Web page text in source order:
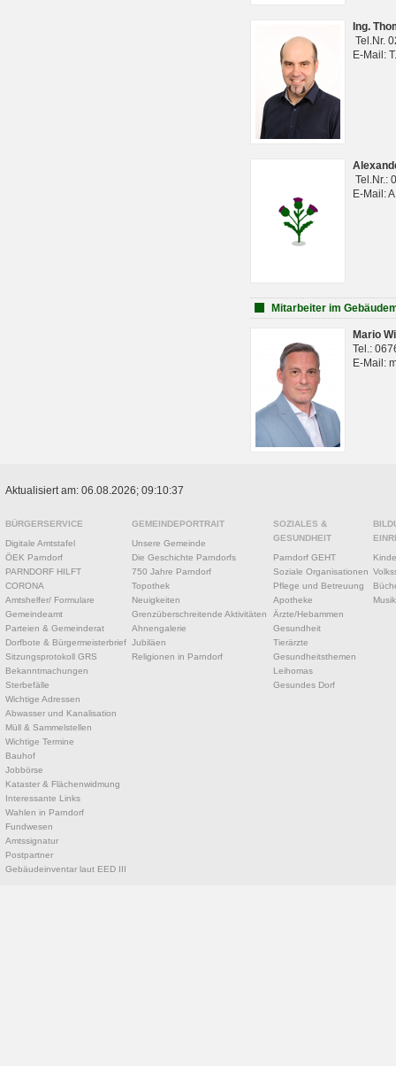
Ing.
Tel.Nr.
E-Mail:
Tel.Nr.:
E-Mail:
Mitarbeiter im
Mario
Tel.:
E-Mail:
Aktualisiert am: 06.08.2026; 09:10:37
BÜRGERSERVICE
Digitale Amtstafel
ÖEK Parndorf
PARNDORF HILFT
CORONA
Amtshelfer/ Formulare
Gemeindeamt
Parteien & Gemeinderat
Dorfbote & Bürgermeisterbrief
Sitzungsprotokoll GRS
Bekanntmachungen
Sterbefälle
Wichtige Adressen
Abwasser und Kanalisation
Müll & Sammelstellen
Wichtige Termine
Bauhof
Jobbörse
Kataster & Flächenwidmung
Interessante Links
Wahlen in Parndorf
Fundwesen
Amtssignatur
Postpartner
Gebäudeinventar laut EED III
GEMEINDEPORTRAIT
Unsere Gemeinde
Die Geschichte Parndorfs
750 Jahre Parndorf
Topothek
Neuigkeiten
Grenzüberschreitende Aktivitäten
Ahnengalerie
Jubiläen
Religionen in Parndorf
SOZIALES &
GESUNDHEIT
Parndorf GEHT
Soziale Organisationen
Pflege und Betreuung
Apotheke
Ärzte/Hebammen
Gesundheit
Tierärzte
Gesundheitsthemen
Leihomas
Gesundes Dorf